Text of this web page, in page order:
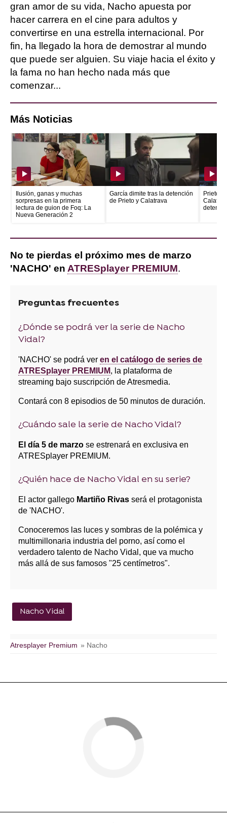
gran amor de su vida, Nacho apuesta por
hacer carrera en el cine para adultos y
convertirse en una estrella internacional. Por
fin, ha llegado la hora de demostrar al mundo
que puede ser alguien. Su viaje hacia el éxito y
la fama no han hecho nada más que
comenzar...
Más Noticias
Ilusión, ganas y muchas
sorpresas en la primera
lectura de guion de Foq: La
Nueva Generación 2
García dimite tras la detención
de Prieto y Calatrava
Prieto
No te pierdas el próximo mes de marzo
'NACHO' en ATRESplayer PREMIUM.
Preguntas frecuentes
¿Dónde se podrá ver la serie de Nacho
Vidal?
'NACHO' se podrá ver en el catálogo de series de
ATRESplayer PREMIUM, la plataforma de
streaming bajo suscripción de Atresmedia.
Contará con 8 episodios de 50 minutos de duración.
¿Cuándo sale la serie de Nacho Vidal?
El día 5 de marzo se estrenará en exclusiva en
ATRESplayer PREMIUM.
¿Quién hace de Nacho Vidal en su serie?
El actor gallego Martiño Rivas será el protagonista
de 'NACHO'.
Conoceremos las luces y sombras de la polémica y
multimillonaria industria del porno, así como el
verdadero talento de Nacho Vidal, que va mucho
más allá de sus famosos "25 centímetros".
Nacho Vidal
Atresplayer Premium » Nacho